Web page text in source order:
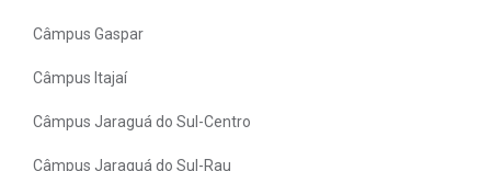
Câmpus Gaspar
Câmpus Itajaí
Câmpus Jaraguá do Sul-Centro
Câmpus Jaraguá do Sul-Rau